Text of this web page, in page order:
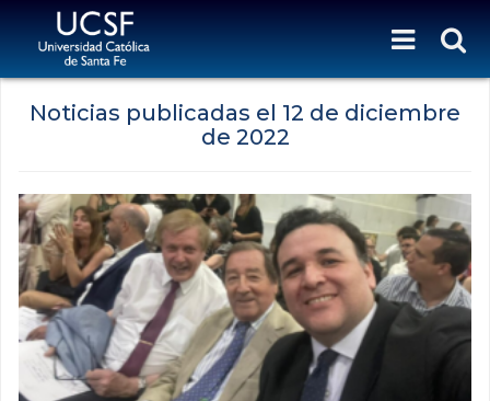
Noticias publicadas el 12 de diciembre
de 2022